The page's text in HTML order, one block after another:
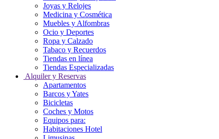
Joyas y Relojes
Medicina y Cosmética
Muebles y Alfombras
Ocio y Deportes
Ropa y Calzado
Tabaco y Recuerdos
Tiendas en línea
Tiendas Especializadas
Alquiler y Reservas
Apartamentos
Barcos y Yates
Bicicletas
Coches y Motos
Equipos para:
Habitaciones Hotel